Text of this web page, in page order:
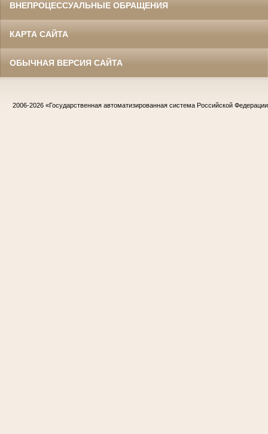
ВНЕПРОЦЕССУАЛЬНЫЕ ОБРАЩЕНИЯ
КАРТА САЙТА
ОБЫЧНАЯ ВЕРСИЯ САЙТА
2006-2026 «Государственная автоматизированная система Российской